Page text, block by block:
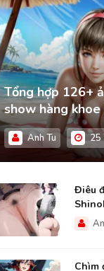
Tổng hợp 126+
show hàng
Anh Tu 25
Điêu
Chìm